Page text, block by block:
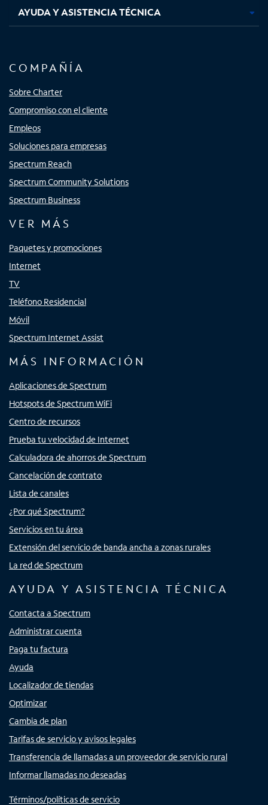
AYUDA Y ASISTENCIA TÉCNICA
COMPAÑÍA
Sobre Charter
Compromiso con el cliente
Empleos
Soluciones para empresas
Spectrum Reach
Spectrum Community Solutions
Spectrum Business
VER MÁS
Paquetes y promociones
Internet
TV
Teléfono Residencial
Móvil
Spectrum Internet Assist
MÁS INFORMACIÓN
Aplicaciones de Spectrum
Hotspots de Spectrum WiFi
Centro de recursos
Prueba tu velocidad de Internet
Calculadora de ahorros de Spectrum
Cancelación de contrato
Lista de canales
¿Por qué Spectrum?
Servicios en tu área
Extensión del servicio de banda ancha a zonas rurales
La red de Spectrum
AYUDA Y ASISTENCIA TÉCNICA
Contacta a Spectrum
Administrar cuenta
Paga tu factura
Ayuda
Localizador de tiendas
Optimizar
Cambia de plan
Tarifas de servicio y avisos legales
Transferencia de llamadas a un proveedor de servicio rural
Informar llamadas no deseadas
Términos/políticas de servicio